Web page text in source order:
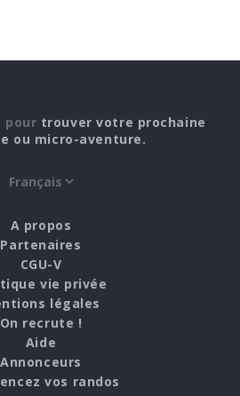
pour trouver votre prochaine
ou micro-aventure.
A propos
Partenaires
CGU-V
vie privée
légales
On recrute !
Aide
Annonceurs
vos randos